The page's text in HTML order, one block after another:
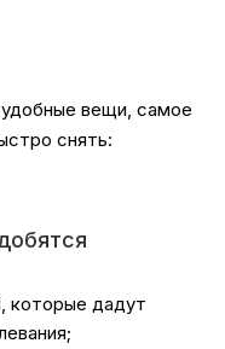
вещи, самое
снять:
которые дадут